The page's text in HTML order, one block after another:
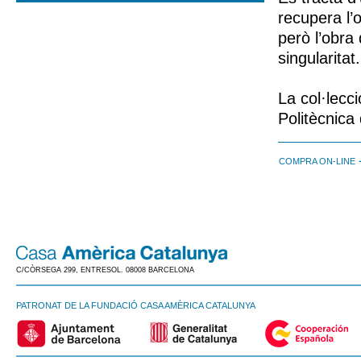
recupera
però
singularitat.
La
Politècnica
COMPRA ON-LINE
C/CÒRSEGA 299, ENTRESOL. 08008 BARCELONA
PATRONAT DE LA FUNDACIÓ CASA AMÈRICA CATALUNYA